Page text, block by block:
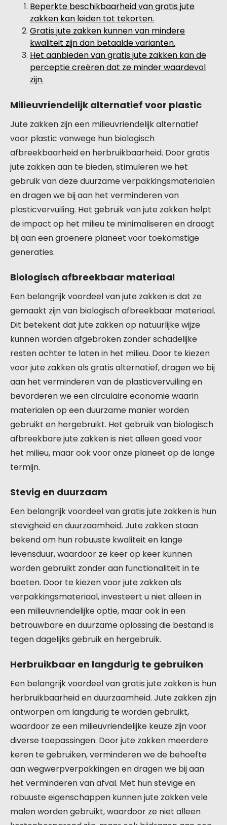
Beperkte beschikbaarheid van gratis jute
zakken kan leiden tot tekorten.
Gratis jute zakken kunnen van mindere
kwaliteit zijn dan betaalde varianten.
Het aanbieden van gratis jute zakken kan de
perceptie creëren dat ze minder waardevol
zijn.
Milieuvriendelijk alternatief voor plastic
Jute zakken zijn een milieuvriendelijk alternatief
voor plastic vanwege hun biologisch
afbreekbaarheid en herbruikbaarheid. Door gratis
jute zakken aan te bieden, stimuleren we het
gebruik van deze duurzame verpakkingsmaterialen
en dragen we bij aan het verminderen van
plasticvervuiling. Het gebruik van jute zakken helpt
de impact op het milieu te minimaliseren en draagt
bij aan een groenere planeet voor toekomstige
generaties.
Biologisch afbreekbaar materiaal
Een belangrijk voordeel van jute zakken is dat ze
gemaakt zijn van biologisch afbreekbaar materiaal.
Dit betekent dat jute zakken op natuurlijke wijze
kunnen worden afgebroken zonder schadelijke
resten achter te laten in het milieu. Door te kiezen
voor jute zakken als gratis alternatief, dragen we bij
aan het verminderen van de plasticvervuiling en
bevorderen we een circulaire economie waarin
materialen op een duurzame manier worden
gebruikt en hergebruikt. Het gebruik van biologisch
afbreekbare jute zakken is niet alleen goed voor
het milieu, maar ook voor onze planeet op de lange
termijn.
Stevig en duurzaam
Een belangrijk voordeel van gratis jute zakken is hun
stevigheid en duurzaamheid. Jute zakken staan
bekend om hun robuuste kwaliteit en lange
levensduur, waardoor ze keer op keer kunnen
worden gebruikt zonder aan functionaliteit in te
boeten. Door te kiezen voor jute zakken als
verpakkingsmateriaal, investeert u niet alleen in
een milieuvriendelijke optie, maar ook in een
betrouwbare en duurzame oplossing die bestand is
tegen dagelijks gebruik en hergebruik.
Herbruikbaar en langdurig te gebruiken
Een belangrijk voordeel van gratis jute zakken is hun
herbruikbaarheid en duurzaamheid. Jute zakken zijn
ontworpen om langdurig te worden gebruikt,
waardoor ze een milieuvriendelijke keuze zijn voor
diverse toepassingen. Door jute zakken meerdere
keren te gebruiken, verminderen we de behoefte
aan wegwerpverpakkingen en dragen we bij aan
het verminderen van afval. Met hun stevige en
robuuste eigenschappen kunnen jute zakken vele
malen worden gebruikt, waardoor ze niet alleen